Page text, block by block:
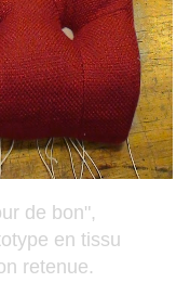
de bon",
en tissu
retenue.